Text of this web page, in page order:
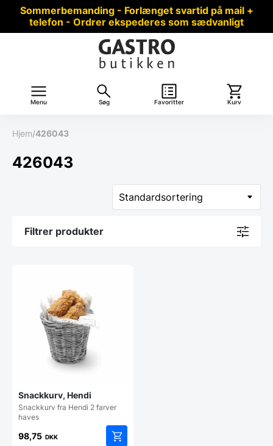
Sommerbemanding - Forlænget svartid på mail +
telefon - Ordrer ekspederes som sædvanligt
Menu Søg Favoritter Kurv
Hjem/426043
426043
Filtrer produkter
Snackkurv, Hendi
Snackkurv fra Hendi 2 farver
haves
98,75 DKK